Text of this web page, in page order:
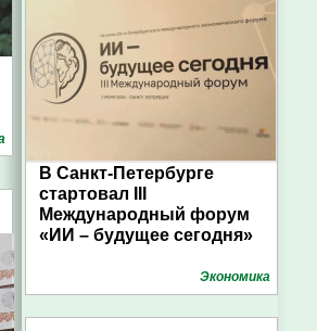
В Санкт-Петербурге
стартовал III
Международный форум
«ИИ – будущее сегодня»
Экономика